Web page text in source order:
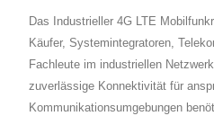
Das Industrieller 4G LTE
Käufer, Systemintegratoren,
Fachleute im industriellen
zuverlässige Konnektivität für
Kommunikationsumgebungen